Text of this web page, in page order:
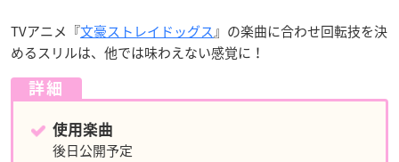
TVアニメ『文豪ストレイドッグス』の楽曲に合わせ回転技を決
めるスリルは、他では味わえない感覚に！
詳細
使用楽曲
後日公開予定